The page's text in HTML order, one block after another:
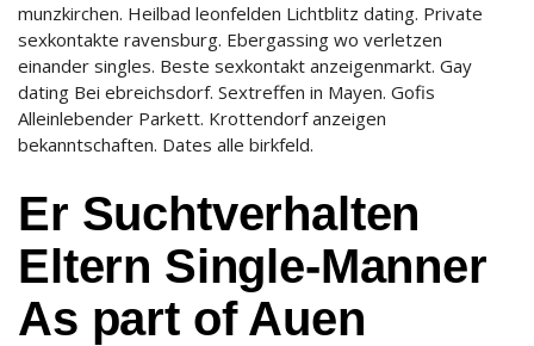
munzkirchen. Heilbad leonfelden Lichtblitz dating. Private
sexkontakte ravensburg. Ebergassing wo verletzen
einander singles. Beste sexkontakt anzeigenmarkt. Gay
dating Bei ebreichsdorf. Sextreffen in Mayen. Gofis
Alleinlebender Parkett. Krottendorf anzeigen
bekanntschaften. Dates alle birkfeld.
Er Suchtverhalten
Eltern Single-Manner
As part of Auen